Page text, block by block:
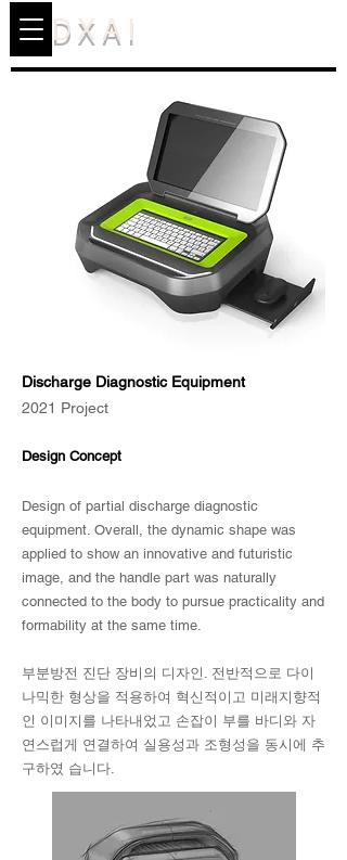
DXAI
Discharge Diagnostic Equipment
2021 Project
Design Concept
Design of partial discharge diagnostic
equipment. Overall, the dynamic shape was
applied to show an innovative and futuristic
image, and the handle part was naturally
connected to the body to pursue practicality and
formability at the same time.
부분방전 진단 장비의 디자인. 전반적으로 다이
나믹한 형상을 적용하여 혁신적이고 미래지향적
인 이미지를 나타내었고 손잡이 부를 바디와 자
연스럽게 연결하여 실용성과 조형성을 동시에 추
구하였 습니다.